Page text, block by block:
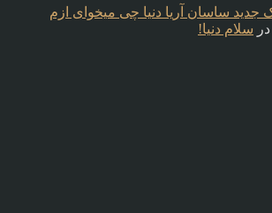
جدید ساسان آریا دنیا چی میخوای ازم
در سلام دنیا!